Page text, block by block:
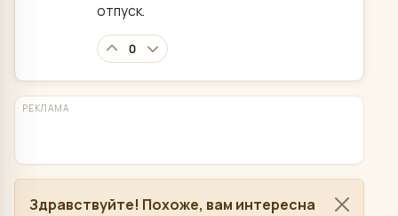
отпуск.
0
РЕКЛАМА
Здравствуйте! Похоже, вам интересна